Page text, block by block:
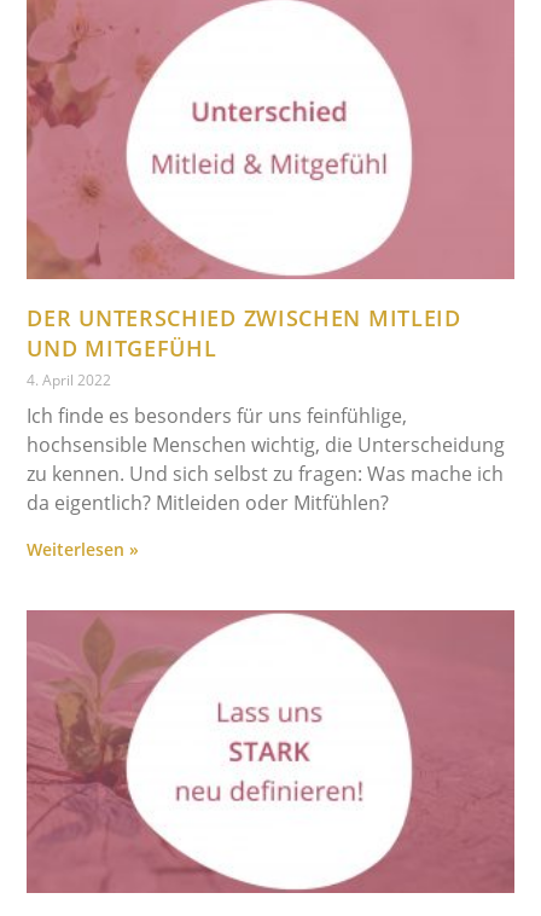
DER UNTERSCHIED ZWISCHEN MITLEID
UND MITGEFÜHL
4. April 2022
Ich finde es besonders für uns feinfühlige,
hochsensible Menschen wichtig, die Unterscheidung
zu kennen. Und sich selbst zu fragen: Was mache ich
da eigentlich? Mitleiden oder Mitfühlen?
Weiterlesen »